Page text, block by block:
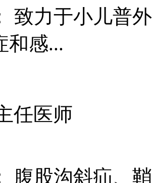
致力于小儿普
感...
任医师
腹股沟斜疝、